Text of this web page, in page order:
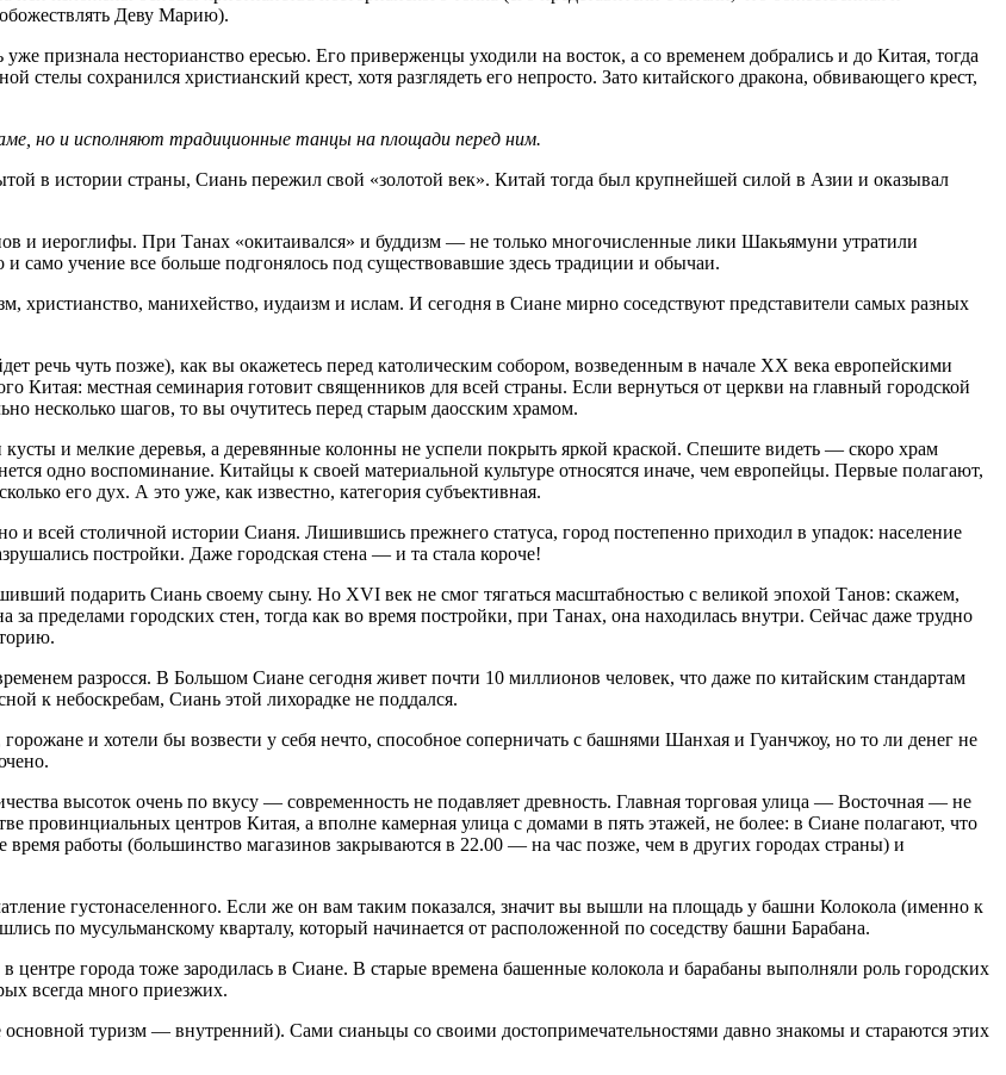
Деву Марию).
признала несторианство ересью. Его приверженцы уходили на восток, а со временем добрались и до Китая, тогда
сохранился христианский крест, хотя разглядеть его непросто. Зато китайского дракона, обвивающего крест,
но и исполняют традиционные танцы на площади перед ним.
в истории страны, Сиань пережил свой «золотой век». Китай тогда был крупнейшей силой в Азии и оказывал
и иероглифы. При Танах «окитаивался» и буддизм — не только многочисленные лики Шакьямуни утратили
само учение все больше подгонялось под существовавшие здесь традиции и обычаи.
манихейство, иудаизм и ислам. И сегодня в Сиане мирно соседствуют представители самых разных
речь чуть позже), как вы окажетесь перед католическим собором, возведенным в начале ХХ века европейскими
местная семинария готовит священников для всей страны. Если вернуться от церкви на главный городской
несколько шагов, то вы очутитесь перед старым даосским храмом.
и мелкие деревья, а деревянные колонны не успели покрыть яркой краской. Спешите видеть — скоро храм
одно воспоминание. Китайцы к своей материальной культуре относятся иначе, чем европейцы. Первые полагают,
его дух. А это уже, как известно, категория субъективная.
и всей столичной истории Сианя. Лишившись прежнего статуса, город постепенно приходил в упадок: население
постройки. Даже городская стена — и та стала короче!
подарить Сиань своему сыну. Но XVI век не смог тягаться масштабностью с великой эпохой Танов: скажем,
пределами городских стен, тогда как во время постройки, при Танах, она находилась внутри. Сейчас даже трудно
разросся. В Большом Сиане сегодня живет почти 10 миллионов человек, что даже по китайским стандартам
к небоскребам, Сиань этой лихорадке не поддался.
и хотели бы возвести у себя нечто, способное соперничать с башнями Шанхая и Гуанчжоу, но то ли денег не
высоток очень по вкусу — современность не подавляет древность. Главная торговая улица — Восточная — не
провинциальных центров Китая, а вполне камерная улица с домами в пять этажей, не более: в Сиане полагают, что
время работы (большинство магазинов закрываются в 22.00 — на час позже, чем в других городах страны) и
густонаселенного. Если же он вам таким показался, значит вы вышли на площадь у башни Колокола (именно к
по мусульманскому кварталу, который начинается от расположенной по соседству башни Барабана.
центре города тоже зародилась в Сиане. В старые времена башенные колокола и барабаны выполняли роль городских
всегда много приезжих.
туризм — внутренний). Сами сианьцы со своими достопримечательностями давно знакомы и стараются этих